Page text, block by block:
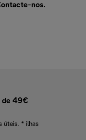
nos.
de 49€
úteis. * ilhas